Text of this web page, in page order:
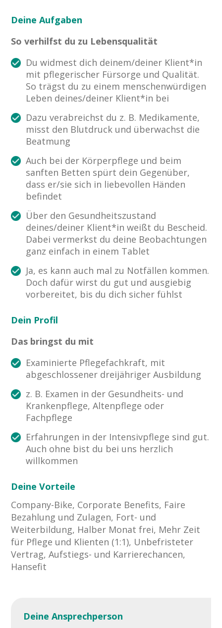
Deine Aufgaben
So verhilfst du zu Lebensqualität
Du widmest dich deinem/deiner Klient*in
mit pflegerischer Fürsorge und Qualität.
So trägst du zu einem menschenwürdigen
Leben deines/deiner Klient*in bei
Dazu verabreichst du z. B. Medikamente,
misst den Blutdruck und überwachst die
Beatmung
Auch bei der Körperpflege und beim
sanften Betten spürt dein Gegenüber,
dass er/sie sich in liebevollen Händen
befindet
Über den Gesundheitszustand
deines/deiner Klient*in weißt du Bescheid.
Dabei vermerkst du deine Beobachtungen
ganz einfach in einem Tablet
Ja, es kann auch mal zu Notfällen kommen.
Doch dafür wirst du gut und ausgiebig
vorbereitet, bis du dich sicher fühlst
Dein Profil
Das bringst du mit
Examinierte Pflegefachkraft, mit
abgeschlossener dreijähriger Ausbildung
z. B. Examen in der Gesundheits- und
Krankenpflege, Altenpflege oder
Fachpflege
Erfahrungen in der Intensivpflege sind gut.
Auch ohne bist du bei uns herzlich
willkommen
Deine Vorteile
Company-Bike, Corporate Benefits, Faire
Bezahlung und Zulagen, Fort- und
Weiterbildung, Halber Monat frei, Mehr Zeit
für Pflege und Klienten (1:1), Unbefristeter
Vertrag, Aufstiegs- und Karrierechancen,
Hansefit
Deine Ansprechperson